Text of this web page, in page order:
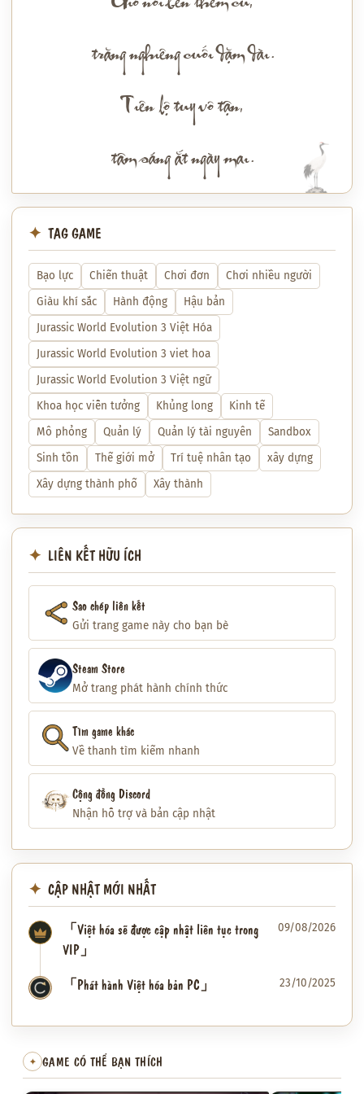
trăng nghiêng cuối dặm dài.
Tiên lộ tuy vô tận,
tâm sáng ắt ngày mai.
TAG GAME
Bạo lực Chiến thuật Chơi đơn
Chơi nhiều người
Giàu khí sắc
Hành động
Hậu bản
Jurassic World Evolution 3 Việt Hóa
Jurassic World Evolution 3 viet hoa
Jurassic World Evolution 3 Việt ngữ
Khoa học viễn tưởng
Khủng long
Kinh tế
Mô phỏng
Quản lý Quản lý tài nguyên
Sandbox
Sinh tồn
Thế giới mở Trí tuệ nhân tạo
xây dựng
Xây dựng thành phố
Xây thành
LIÊN KẾT HỮU ÍCH
Sao chép liên kết
Gửi trang game này cho bạn bè
Steam Store
Mở trang phát hành chính thức
Tìm game khác
Về thanh tìm kiếm nhanh
Cộng đồng Discord
Nhận hỗ trợ và bản cập nhật
CẬP NHẬT MỚI NHẤT
「Việt hóa sẽ được cập nhật liên tục trong
VIP」
09/08/2026
✦ 「Phát hành Việt hóa bản PC」 23/10/2025
✦ GAME CÓ THỂ BẠN THÍCH